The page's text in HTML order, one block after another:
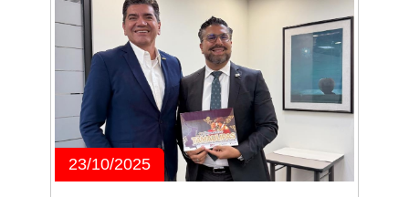
23/10/2025